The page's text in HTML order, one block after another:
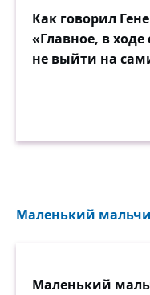
Как говорил
«Главное, в
не выйти на
Маленький
Маленький